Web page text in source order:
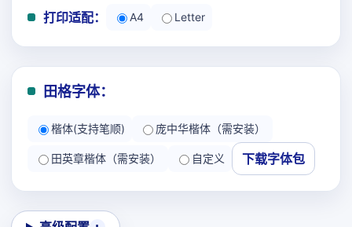
打印适配： A4 Letter
田格字体：
楷体(支持笔顺) 庞中华楷体（需安装）
田英章楷体（需安装） 自定义 下载字体包